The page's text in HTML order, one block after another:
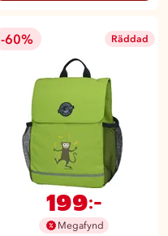
-60% Räddad
199:-
Megafynd